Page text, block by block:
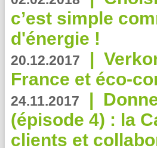
c’est simple
d'énergie !
20.12.2017 |
France et éco-
24.11.2017 |
(épisode 4) : la
clients et